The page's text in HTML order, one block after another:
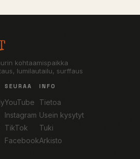
kohtaamispaikka
lumilautailu, surffaus
SEURAA
YouTube
Instagram
TikTok
Facebook
INFO
Tietoa
Usein kysytyt
Tuki
Arkisto